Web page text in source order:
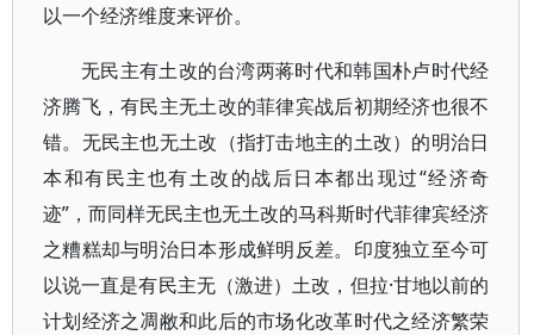
以一个经济维度来评价。
无民主有土改的台湾两蒋时代和韩国朴卢时代经
济腾飞，有民主无土改的菲律宾战后初期经济也很不
错。无民主也无土改（指打击地主的土改）的明治日
本和有民主也有土改的战后日本都出现过“经济奇
迹”，而同样无民主也无土改的马科斯时代菲律宾经济
之糟糕却与明治日本形成鲜明反差。印度独立至今可
以说一直是有民主无（激进）土改，但拉·甘地以前的
计划经济之凋敝和此后的市场化改革时代之经济繁荣